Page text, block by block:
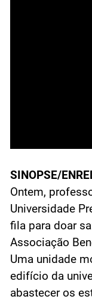
SINOPSE/
Ontem,
Universidade
fila para doar
Associação
Uma unidade
edifício da
abastecer os